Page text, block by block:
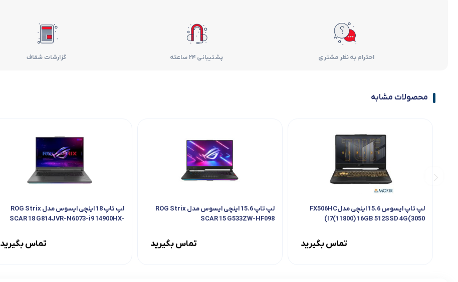
گوشتکوب برقی
همزن
هود
احترام به نظر مشتری پشتیبانی 24 ساعته گزارشات شفاف
محصولات مشابه
لپ تاپ ایسوس 15.6 اینچی مدلFX506HC
I7(11800) 16GB 512SSD 4G(3050)
تماس بگیرید
لپ تاپ 15.6 اینچی ایسوس مدل ROG Strix
SCAR 15 G533ZW-HF098
تماس بگیرید
لپ تاپ 18 اینچی ایسوس مدل ROG Strix
SCAR 18 G814JVR-N6073-i9 14900HX-
تماس بگیرید